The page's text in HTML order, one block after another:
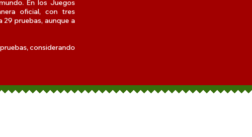
En los Juegos
oficial, con tres
pruebas, aunque a
considerando